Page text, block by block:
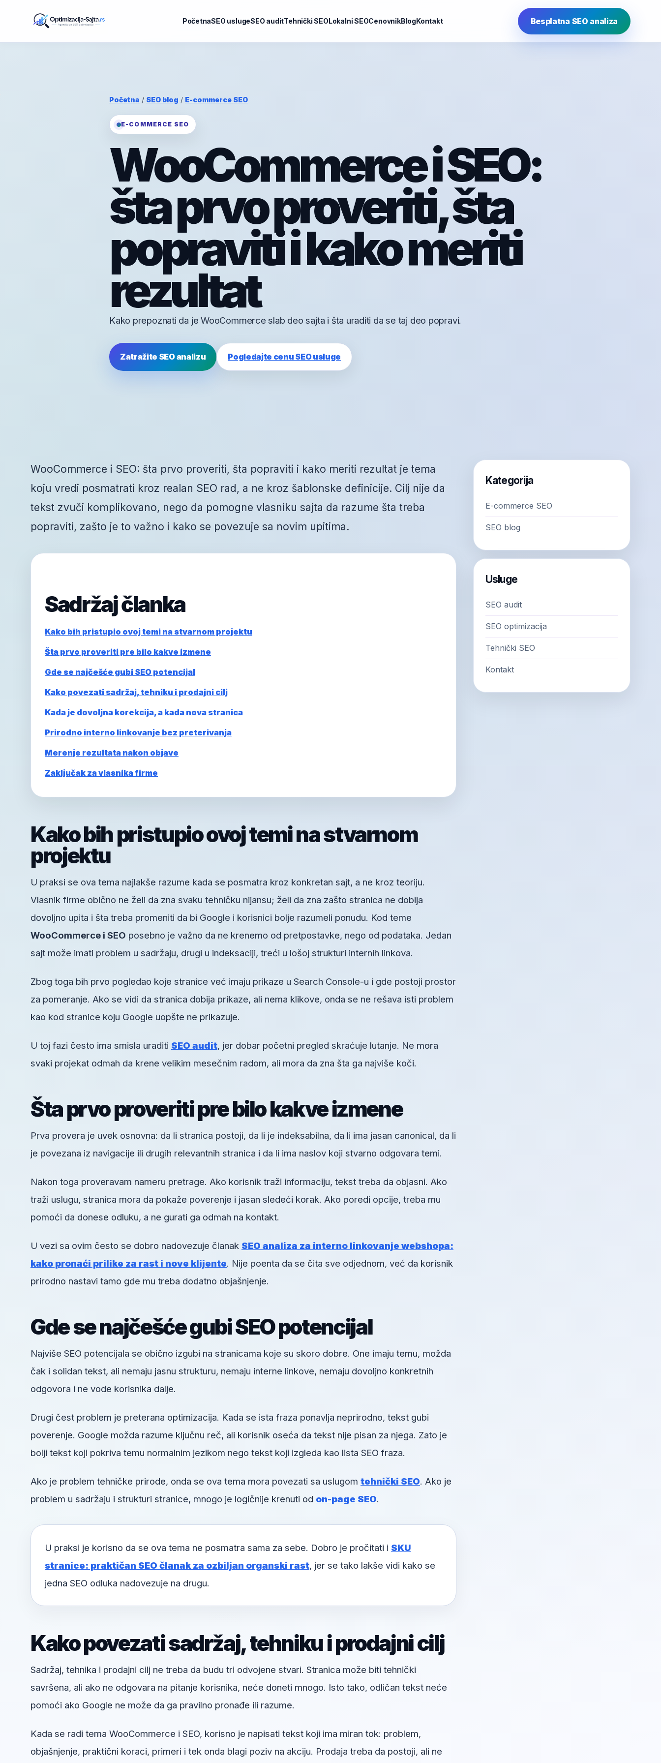
PočetnaSEO uslugeSEO auditTehnički SEOLokalni SEOCenovnikBlogKontakt Besplatna SEO analiza
Početna / SEO blog / E-commerce SEO
E-COMMERCE SEO
WooCommerce i SEO:
šta prvo proveriti, šta
popraviti i kako meriti
rezultat
Kako prepoznati da je WooCommerce slab deo sajta i šta uraditi da se taj deo popravi.
Zatražite SEO analizu Pogledajte cenu SEO usluge
WooCommerce i SEO: šta prvo proveriti, šta popraviti i kako meriti rezultat je tema
koju vredi posmatrati kroz realan SEO rad, a ne kroz šablonske definicije. Cilj nije da
tekst zvuči komplikovano, nego da pomogne vlasniku sajta da razume šta treba
popraviti, zašto je to važno i kako se povezuje sa novim upitima.
Sadržaj članka
Kako bih pristupio ovoj temi na stvarnom projektu
Šta prvo proveriti pre bilo kakve izmene
Gde se najčešće gubi SEO potencijal
Kako povezati sadržaj, tehniku i prodajni cilj
Kada je dovoljna korekcija, a kada nova stranica
Prirodno interno linkovanje bez preterivanja
Merenje rezultata nakon objave
Zaključak za vlasnika firme
Kako bih pristupio ovoj temi na stvarnom
projektu
U praksi se ova tema najlakše razume kada se posmatra kroz konkretan sajt, a ne kroz teoriju.
Vlasnik firme obično ne želi da zna svaku tehničku nijansu; želi da zna zašto stranica ne dobija
dovoljno upita i šta treba promeniti da bi Google i korisnici bolje razumeli ponudu. Kod teme
WooCommerce i SEO posebno je važno da ne krenemo od pretpostavke, nego od podataka. Jedan
sajt može imati problem u sadržaju, drugi u indeksaciji, treći u lošoj strukturi internih linkova.
Zbog toga bih prvo pogledao koje stranice već imaju prikaze u Search Console-u i gde postoji prostor
za pomeranje. Ako se vidi da stranica dobija prikaze, ali nema klikove, onda se ne rešava isti problem
kao kod stranice koju Google uopšte ne prikazuje.
U toj fazi često ima smisla uraditi SEO audit, jer dobar početni pregled skraćuje lutanje. Ne mora
svaki projekat odmah da krene velikim mesečnim radom, ali mora da zna šta ga najviše koči.
Šta prvo proveriti pre bilo kakve izmene
Prva provera je uvek osnovna: da li stranica postoji, da li je indeksabilna, da li ima jasan canonical, da li
je povezana iz navigacije ili drugih relevantnih stranica i da li ima naslov koji stvarno odgovara temi.
Nakon toga proveravam nameru pretrage. Ako korisnik traži informaciju, tekst treba da objasni. Ako
traži uslugu, stranica mora da pokaže poverenje i jasan sledeći korak. Ako poredi opcije, treba mu
pomoći da donese odluku, a ne gurati ga odmah na kontakt.
U vezi sa ovim često se dobro nadovezuje članak SEO analiza za interno linkovanje webshopa:
kako pronaći prilike za rast i nove klijente. Nije poenta da se čita sve odjednom, već da korisnik
prirodno nastavi tamo gde mu treba dodatno objašnjenje.
Gde se najčešće gubi SEO potencijal
Najviše SEO potencijala se obično izgubi na stranicama koje su skoro dobre. One imaju temu, možda
čak i solidan tekst, ali nemaju jasnu strukturu, nemaju interne linkove, nemaju dovoljno konkretnih
odgovora i ne vode korisnika dalje.
Drugi čest problem je preterana optimizacija. Kada se ista fraza ponavlja neprirodno, tekst gubi
poverenje. Google možda razume ključnu reč, ali korisnik oseća da tekst nije pisan za njega. Zato je
bolji tekst koji pokriva temu normalnim jezikom nego tekst koji izgleda kao lista SEO fraza.
Ako je problem tehničke prirode, onda se ova tema mora povezati sa uslugom tehnički SEO. Ako je
problem u sadržaju i strukturi stranice, mnogo je logičnije krenuti od on-page SEO.
U praksi je korisno da se ova tema ne posmatra sama za sebe. Dobro je pročitati i SKU
stranice: praktičan SEO članak za ozbiljan organski rast, jer se tako lakše vidi kako se
jedna SEO odluka nadovezuje na drugu.
Kako povezati sadržaj, tehniku i prodajni cilj
Sadržaj, tehnika i prodajni cilj ne treba da budu tri odvojene stvari. Stranica može biti tehnički
savršena, ali ako ne odgovara na pitanje korisnika, neće doneti mnogo. Isto tako, odličan tekst neće
pomoći ako Google ne može da ga pravilno pronađe ili razume.
Kada se radi tema WooCommerce i SEO, korisno je napisati tekst koji ima miran tok: problem,
objašnjenje, praktični koraci, primeri i tek onda blagi poziv na akciju. Prodaja treba da postoji, ali ne
Kategorija
E-commerce SEO
SEO blog
Usluge
SEO audit
SEO optimizacija
Tehnički SEO
Kontakt